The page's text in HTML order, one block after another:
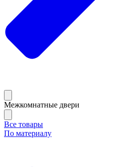
Межкомнатные двери
Все товары
По материалу